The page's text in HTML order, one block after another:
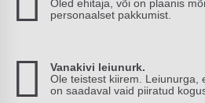
Oled ehitaja, või on plaanis
personaalset pakkumist.
Vanakivi leiunurk.
Ole teistest kiirem. Leiunurga,
on saadaval vaid piiratud